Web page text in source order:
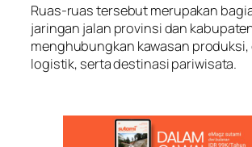
Ruas-ruas tersebut merupakan
jaringan jalan provinsi dan
menghubungkan kawasan
logistik, serta destinasi pariwisata.